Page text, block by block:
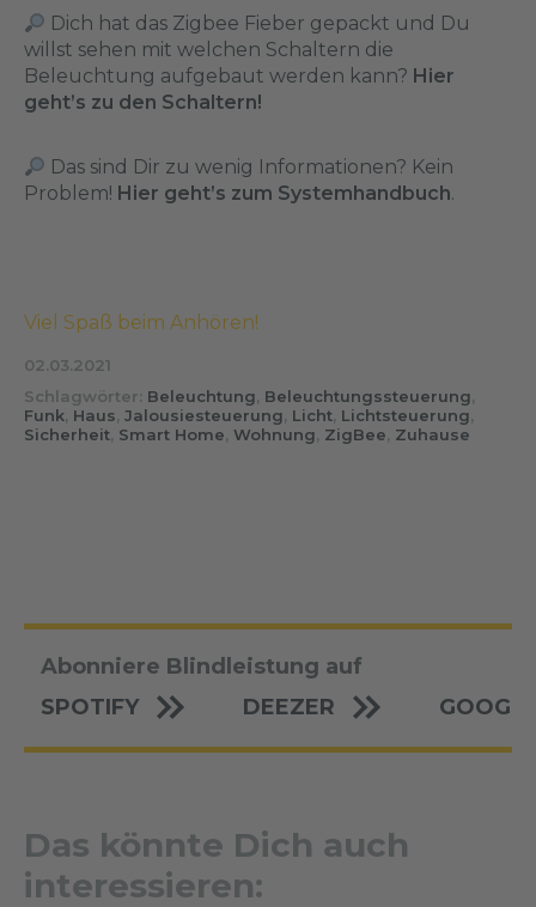
Dich hat das Zigbee Fieber gepackt und Du
willst sehen mit welchen Schaltern die
Beleuchtung aufgebaut werden kann? Hier
geht’s zu den Schaltern!
Das sind Dir zu wenig Informationen? Kein
Problem! Hier geht’s zum Systemhandbuch.
Viel Spaß beim Anhören!
02.03.2021
Schlagwörter: Beleuchtung, Beleuchtungssteuerung,
Funk, Haus, Jalousiesteuerung, Licht, Lichtsteuerung,
Sicherheit, Smart Home, Wohnung, ZigBee, Zuhause
Abonniere Blindleistung auf
SPOTIFY
DEEZER
Das könnte Dich auch
interessieren: